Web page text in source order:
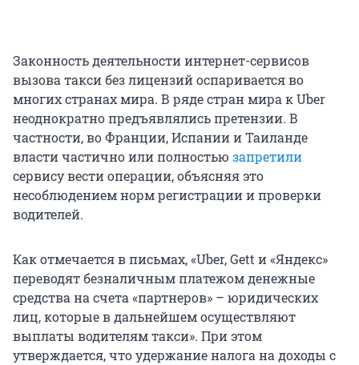
Законность деятельности интернет-сервисов
вызова такси без лицензий оспаривается во
многих странах мира. В ряде стран мира к Uber
неоднократно предъявлялись претензии. В
частности, во Франции, Испании и Таиланде
власти частично или полностью запретили
сервису вести операции, объясняя это
несоблюдением норм регистрации и проверки
водителей.
Как отмечается в письмах, «Uber, Gett и «Яндекс»
переводят безналичным платежом денежные
средства на счета «партнеров» – юридических
лиц, которые в дальнейшем осуществляют
выплаты водителям такси». При этом
утверждается, что удержание налога на доходы с